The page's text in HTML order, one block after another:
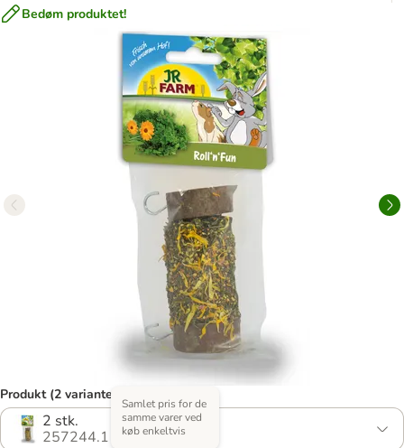
Bedøm produktet!
Produkt (2 varianter)
2 stk.
257244.1
Samlet pris for de
samme varer ved
køb enkeltvis